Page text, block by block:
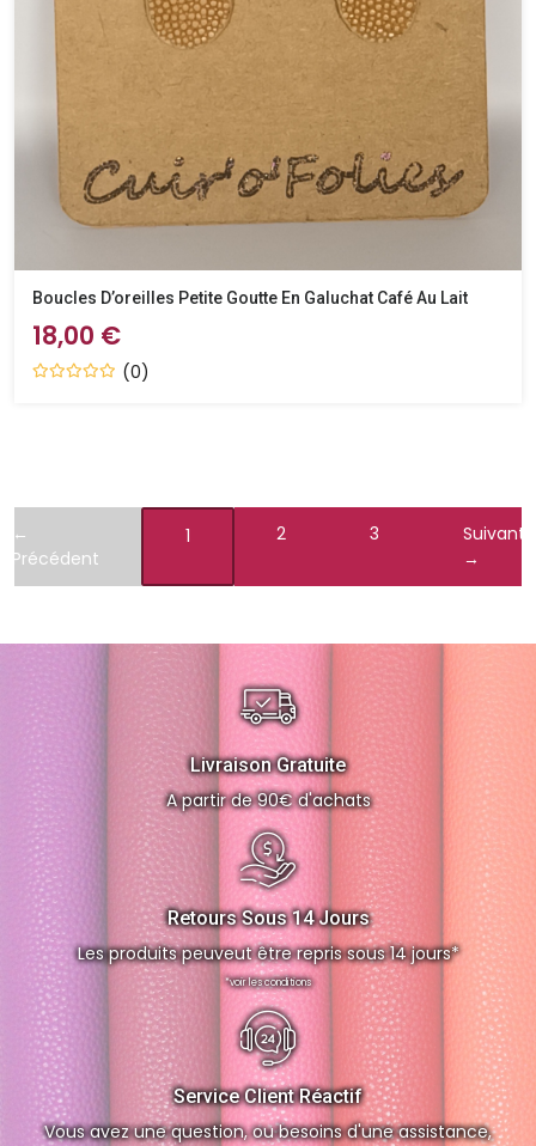
Boucles D’oreilles Petite Goutte En Galuchat Café Au Lait
18,00 €
(0)
←
Précédent
1 2 3
Suivant
→
Livraison Gratuite
A partir de 90€ d'achats
Retours Sous 14 Jours
Les produits peuveut être repris sous 14 jours*
*voir les conditions
Service Client Réactif
Vous avez une question, ou besoins d'une assistance,